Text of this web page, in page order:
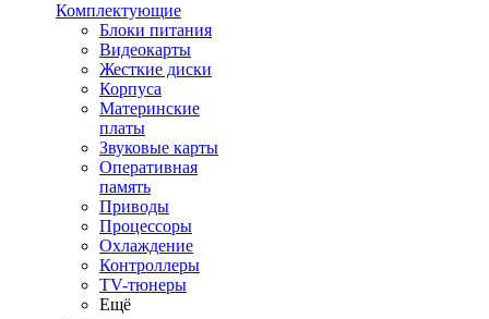
Комплектующие
Блоки питания
Видеокарты
Жесткие диски
Корпуса
Материнские
платы
Звуковые карты
Оперативная
память
Приводы
Процессоры
Охлаждение
Контроллеры
TV-тюнеры
Ещё